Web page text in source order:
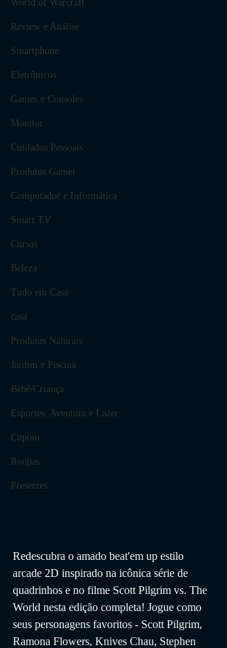
World of Warcraft
Review e Análise
Smartphone
Eletrônicos
Games e Consoles
Monitor
Cuidados Pessoais
Produtos Gamer
Computador e Informática
Smart TV
Cursos
Beleza
Tudo em Casa
casa
Produtos Naturais
Jardim e Piscina
Bebê/Criança
Esportes, Aventura e Lazer
Cupom
Roupas
Presentes
Redescubra o amado beat'em up estilo
arcade 2D inspirado na icônica série de
quadrinhos e no filme Scott Pilgrim vs. The
World nesta edição completa! Jogue como
seus personagens favoritos - Scott Pilgrim,
Ramona Flowers, Knives Chau, Stephen